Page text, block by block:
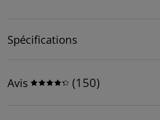
Spécifications
Avis (150)